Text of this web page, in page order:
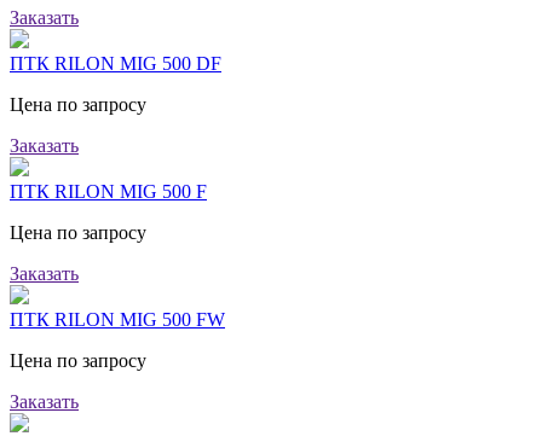
Заказать
ПТК RILON MIG 500 DF
Цена по запросу
Заказать
ПТК RILON MIG 500 F
Цена по запросу
Заказать
ПТК RILON MIG 500 FW
Цена по запросу
Заказать